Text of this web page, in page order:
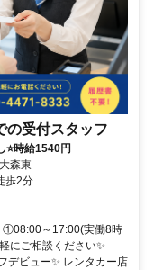
の受付スタッフ
⭐時給1540円
森東
歩2分
①08:00～17:00(実働8時
にご相談ください✨
デビュー✨ レンタカー店